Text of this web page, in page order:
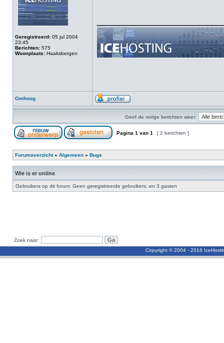
Geregistreerd: 05 jul 2004
23:45
Berichten: 575
Woonplaats: Haaksbergen
Omhoog
Geef de vorige berichten weer:
Pagina 1 van 1 [ 2 berichten ]
Forumoverzicht» Algemeen » Bugs
Wie is er online
Gebruikers op dit forum: Geen geregistreerde gebruikers. en 3 gasten
Zoek naar:
Copyright © 2004 - 2016